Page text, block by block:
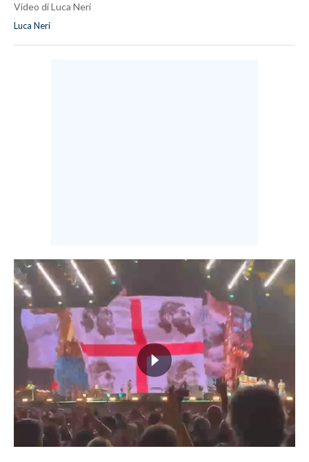
Video di Luca Neri
Luca Neri